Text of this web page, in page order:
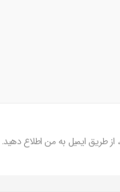
طریق ایمیل به من اطلاع دهید.